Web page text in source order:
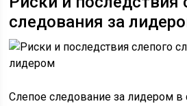
следования за
Слепое следование за лидером в